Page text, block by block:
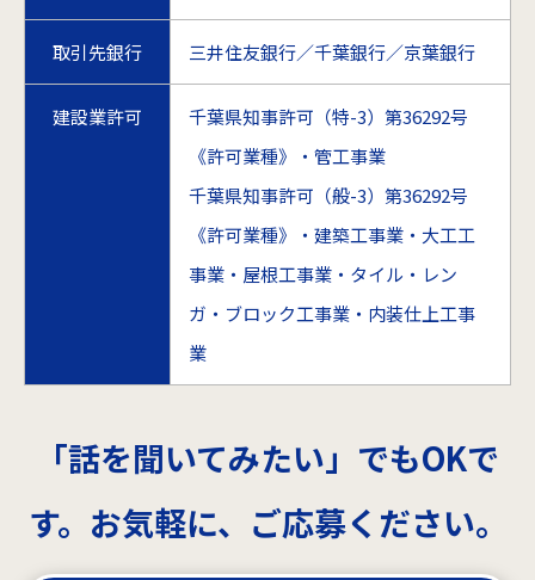
取引先銀行 三井住友銀行／千葉銀行／京葉銀行
建設業許可
千葉県知事許可（特-3）第36292号
《許可業種》・管工事業
千葉県知事許可（般-3）第36292号
《許可業種》・建築工事業・大工工
事業・屋根工事業・タイル・レン
ガ・ブロック工事業・内装仕上工事
業
「話を聞いてみたい」でもOKで
す。お気軽に、ご応募ください。